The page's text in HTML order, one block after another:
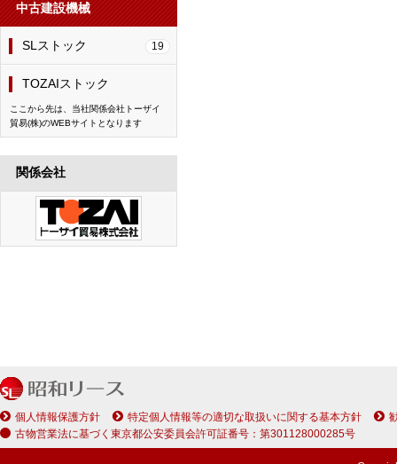
中古建設機械
SLストック 19
TOZAIストック
ここから先は、当社関係会社トーザイ
貿易(株)のWEBサイトとなります
関係会社
個人情報保護方針 特定個人情報等の適切な取扱いに関する基本方針
古物営業法に基づく東京都公安委員会許可証番号：第301128000285号